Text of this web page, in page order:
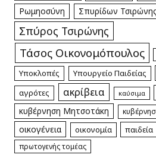
Ρωμηοσύνη Σπυρίδων Τσιρώνης
Σπύρος Τσιρώνης
Τάσος Οικονομόπουλος
Υποκλοπές Υπουργείο Παιδείας
αγρότες
ακρίβεια καύσιμα
κυβέρνηση Μητσοτάκη
οικογένεια οικονομία παιδεία
πρωτογενής τομέας